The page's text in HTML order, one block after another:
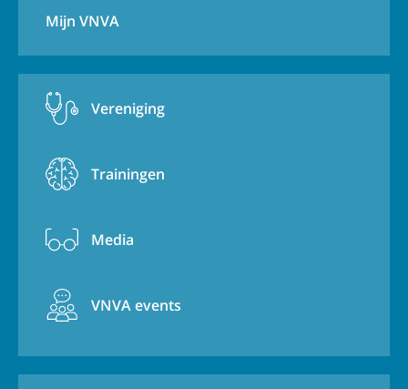
Mijn VNVA
Vereniging
Trainingen
Media
VNVA events